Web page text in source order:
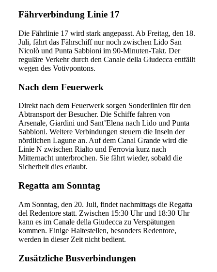
Fährverbindung Linie 17
Die Fährlinie 17 wird stark angepasst. Ab Freitag, den 18.
Juli, fährt das Fährschiff nur noch zwischen Lido San
Nicolò und Punta Sabbioni im 90-Minuten-Takt. Der
reguläre Verkehr durch den Canale della Giudecca entfällt
wegen des Votivpontons.
Nach dem Feuerwerk
Direkt nach dem Feuerwerk sorgen Sonderlinien für den
Abtransport der Besucher. Die Schiffe fahren von
Arsenale, Giardini und Sant’Elena nach Lido und Punta
Sabbioni. Weitere Verbindungen steuern die Inseln der
nördlichen Lagune an. Auf dem Canal Grande wird die
Linie N zwischen Rialto und Ferrovia kurz nach
Mitternacht unterbrochen. Sie fährt wieder, sobald die
Sicherheit dies erlaubt.
Regatta am Sonntag
Am Sonntag, den 20. Juli, findet nachmittags die Regatta
del Redentore statt. Zwischen 15:30 Uhr und 18:30 Uhr
kann es im Canale della Giudecca zu Verspätungen
kommen. Einige Haltestellen, besonders Redentore,
werden in dieser Zeit nicht bedient.
Zusätzliche Busverbindungen